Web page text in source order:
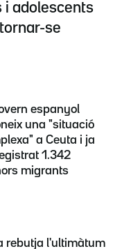
i adolescents
se
espanyol
una "situació
a Ceuta i ja
1.342
migrants
rebutja l'ultimàtum